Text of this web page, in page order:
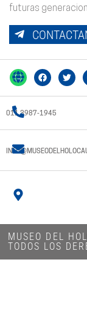
futuras
011 3987-1945
MUSEO DEL
TODOS LOS